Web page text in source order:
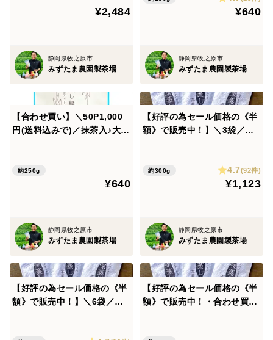
し上がりください^ ^
振っていただくのがおすすめです♪
また、少量のお湯で溶かしてからお水を入れていただく
と溶けやすくなります。
飲む以外の楽しみ方もできちゃいます!!
プリン、クッキー、ケーキなどなど♪
お好みにより濃さを加減してお召し上がりください♪
225g
窒素充填・適温保存
¥2,484
静岡県牧之原市
みずたま農園製茶場
¥640
静岡県牧之原市
みずたま農園製茶場
【合わせ買い】＼50P1,000
円(送料込みで)／抹茶入♪大容
牧之原茶 深蒸し茶 産地直送
約250g
¥640
静岡県牧之原市
みずたま農園製茶場
【好評の為セール価格の《半
額》で販売中！】＼3袋／ゴ
約300g 4.7(92件)
¥1,123
静岡県牧之原市
みずたま農園製茶場
【好評の為セール価格の《半
額》で販売中！】＼6袋／ゴ
【好評の為セール価格の《半
額》で販売中！・合わせ買